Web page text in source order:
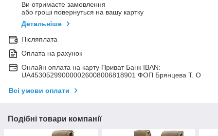
Ви отримаєте замовлення
або гроші повернуться на вашу картку
Детальніше
Післяплата
Оплата на рахунок
Онлайн оплата на карту Приват Банк IBAN:
UA453052990000026008006818901 ФОП Брянцева Т. О
Всі умови оплати
Подібні товари компанії